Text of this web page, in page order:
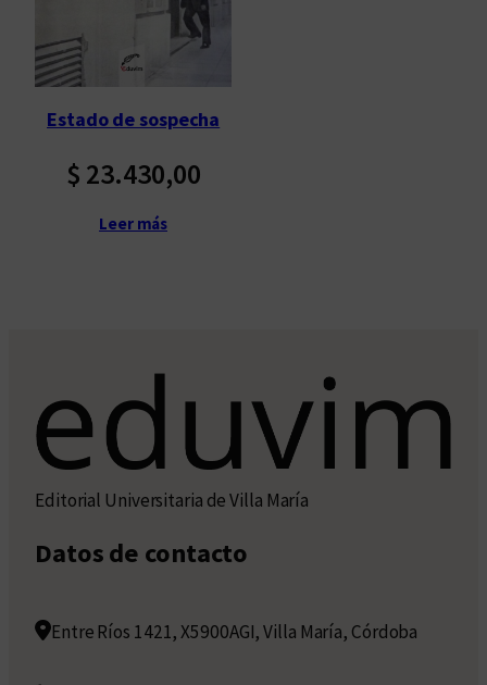
Estado de sospecha
$ 23.430,00
Leer más
Editorial Universitaria de Villa María
Datos de contacto
Entre Ríos 1421, X5900AGI, Villa María, Córdoba